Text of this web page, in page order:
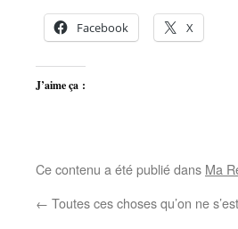
Facebook X
J’aime ça :
Ce contenu a été publié dans Ma
← Toutes ces choses qu’on ne